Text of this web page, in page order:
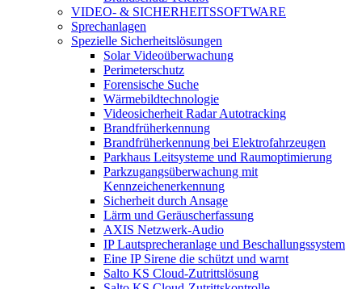
VIDEO- & SICHERHEITSSOFTWARE
Sprechanlagen
Spezielle Sicherheitslösungen
Solar Videoüberwachung
Perimeterschutz
Forensische Suche
Wärmebildtechnologie
Videosicherheit Radar Autotracking​
Brandfrüherkennung
Brandfrüherkennung bei Elektrofahrzeugen
Parkhaus Leitsysteme und Raumoptimierung
Parkzugangsüberwachung mit
Kennzeichenerkennung
Sicherheit durch Ansage
Lärm und Geräuscherfassung
AXIS Netzwerk-Audio
IP Lautsprecheranlage und Beschallungssystem
Eine IP Sirene die schützt und warnt
Salto KS Cloud-Zutrittslösung